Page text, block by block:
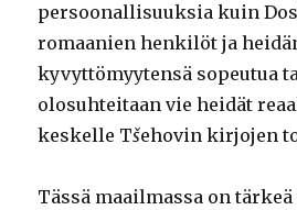
persoonallisuuksia kuin
romaanien henkilöt ja
kyvyttömyytensä sopeutua
olosuhteitaan vie heidät
keskelle Tšehovin kirjojen
Tässä maailmassa on